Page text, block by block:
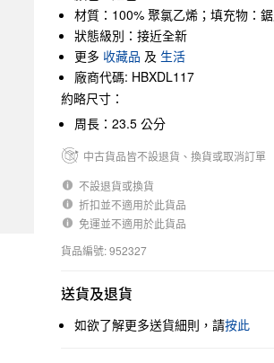
材質：100% 聚氯乙烯；填充物：
狀態級別：接近全新
更多 收藏品 及 生活
廠商代碼: HBXDL117
約略尺寸：
周長：23.5 公分
中古貨品皆不設退貨、換貨或取消訂單
不設退貨或換貨
折扣並不適用於此貨品
免運並不適用於此貨品
貨品編號: 952327
送貨及退貨
如欲了解更多送貨細則，請按此